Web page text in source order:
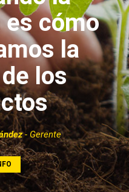
es cómo
la
los
- Gerente